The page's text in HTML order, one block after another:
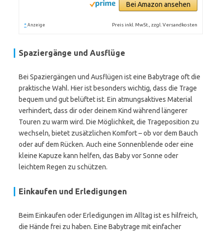
Bei Amazon ansehen
* Anzeige Preis inkl. MwSt., zzgl. Versandkosten
Spaziergänge und Ausflüge
Bei Spaziergängen und Ausflügen ist eine Babytrage oft die
praktische Wahl. Hier ist besonders wichtig, dass die Trage
bequem und gut belüftet ist. Ein atmungsaktives Material
verhindert, dass dir oder deinem Kind während längerer
Touren zu warm wird. Die Möglichkeit, die Trageposition zu
wechseln, bietet zusätzlichen Komfort – ob vor dem Bauch
oder auf dem Rücken. Auch eine Sonnenblende oder eine
kleine Kapuze kann helfen, das Baby vor Sonne oder
leichtem Regen zu schützen.
Einkaufen und Erledigungen
Beim Einkaufen oder Erledigungen im Alltag ist es hilfreich,
die Hände frei zu haben. Eine Babytrage mit einfacher